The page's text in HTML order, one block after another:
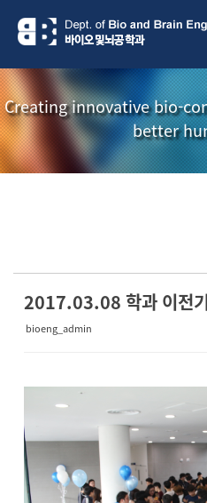
Creating innovative bio-
better
소식지
2017.03.08 학과 이전
bioeng_admin